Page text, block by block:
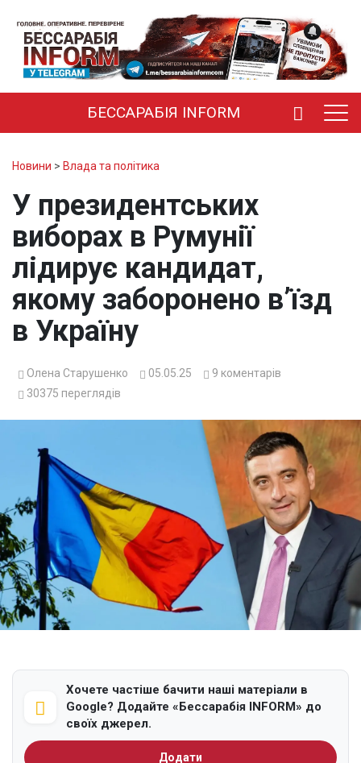
БЕССАРАБІЯ INFORM
Новини > Влада та політика
У президентських
виборах в Румунії
лідирує кандидат,
якому заборонено в’їзд
в Україну
Олена Старушенко 05.05.25 9 коментарів
30375 переглядів
Хочете частіше бачити наші матеріали в
Google? Додайте «Бессарабія INFORM» до
своїх джерел.
Додати